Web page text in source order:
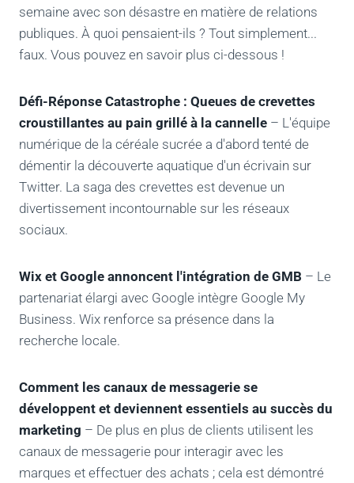
semaine avec son désastre en matière de relations
publiques. À quoi pensaient-ils ? Tout simplement...
faux. Vous pouvez en savoir plus ci-dessous !
Défi-Réponse Catastrophe : Queues de crevettes
croustillantes au pain grillé à la cannelle – L'équipe
numérique de la céréale sucrée a d'abord tenté de
démentir la découverte aquatique d'un écrivain sur
Twitter. La saga des crevettes est devenue un
divertissement incontournable sur les réseaux
sociaux.
Wix et Google annoncent l'intégration de GMB – Le
partenariat élargi avec Google intègre Google My
Business. Wix renforce sa présence dans la
recherche locale.
Comment les canaux de messagerie se
développent et deviennent essentiels au succès du
marketing – De plus en plus de clients utilisent les
canaux de messagerie pour interagir avec les
marques et effectuer des achats ; cela est démontré